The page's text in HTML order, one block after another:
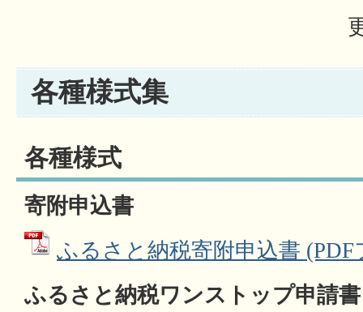
各種様式集
各種様式
寄附申込書
ふるさと納税寄附申込書
ふるさと納税ワンストップ申請書